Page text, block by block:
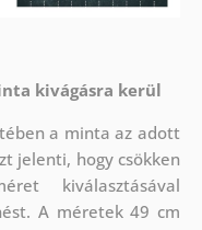
kivágásra kerül
a minta az adott
jelenti, hogy csökken
kiválasztásával
A méretek 49 cm